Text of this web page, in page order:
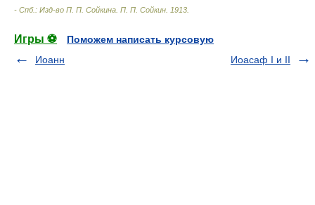
- Спб.: Изд-во П. П. Сойкина П. П. Сойкин 1913
Игры ⚽
Поможем написать курсовую
Иоанн
Иоасаф I и II